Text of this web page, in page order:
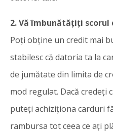
2. Vă îmbunătățiți scorul
Poți obține un credit mai
stabilesc că datoria ta la
de jumătate din limita de
mod regulat. Dacă credeți
puteți achiziționa carduri
rambursa tot ceea ce ați